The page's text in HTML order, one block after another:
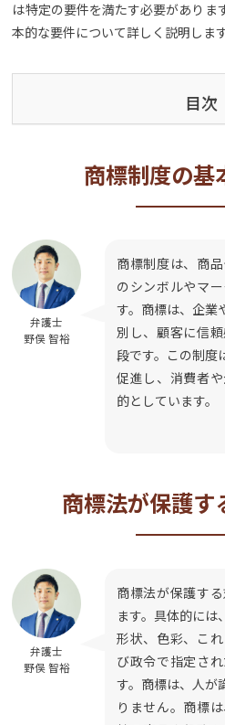
は特定の要件を満たす必要がありま
本的な要件について詳しく説明します
目次
商標制度の基
弁護士
野俣 智裕
商標制度は、商
のシンボルやマ
す。商標は、企業
別し、顧客に信
段です。この制度
促進し、消費者
的としています。
商標法が保護す
弁護士
野俣 智裕
商標法が保護す
ます。具体的には
形状、色彩、こ
び政令で指定さ
す。商標は、人が
りません。商標